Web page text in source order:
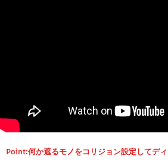
Point:何か遮るモノをコリジョン設定してデ